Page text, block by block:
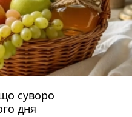
суворо
дня